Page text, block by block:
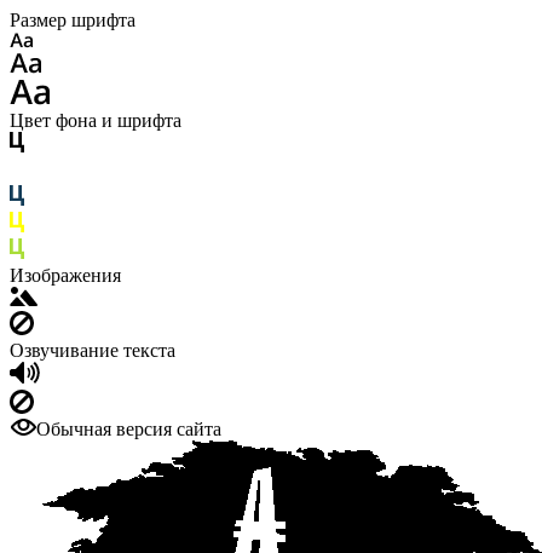
Размер шрифта
Цвет фона и шрифта
Изображения
Озвучивание текста
Обычная версия сайта